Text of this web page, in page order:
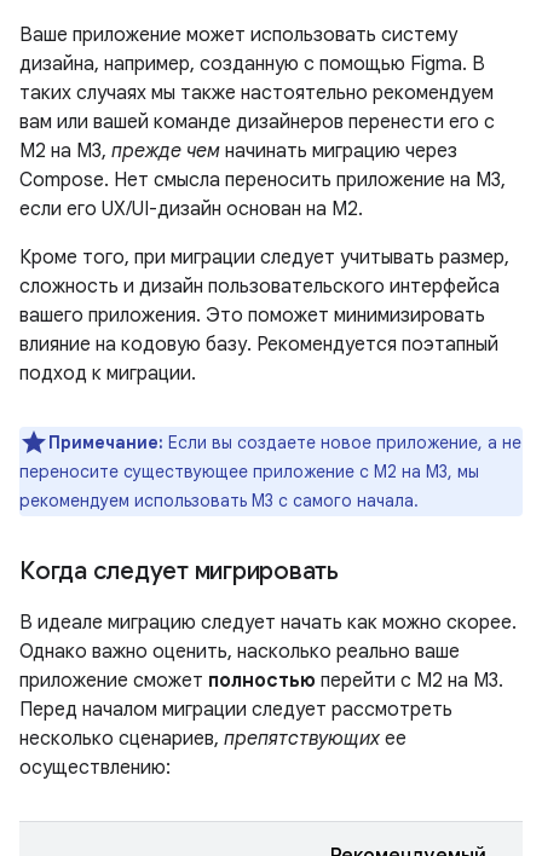
Ваше приложение может использовать систему
дизайна, например, созданную с помощью Figma. В
таких случаях мы также настоятельно рекомендуем
вам или вашей команде дизайнеров перенести его с
M2 на M3, прежде чем начинать миграцию через
Compose. Нет смысла переносить приложение на M3,
если его UX/UI-дизайн основан на M2.
Кроме того, при миграции следует учитывать размер,
сложность и дизайн пользовательского интерфейса
вашего приложения. Это поможет минимизировать
влияние на кодовую базу. Рекомендуется поэтапный
подход к миграции.
Примечание: Если вы создаете новое приложение, а не
переносите существующее приложение с M2 на M3, мы
рекомендуем использовать M3 с самого начала.
Когда следует мигрировать
В идеале миграцию следует начать как можно скорее.
Однако важно оценить, насколько реально ваше
приложение сможет полностью перейти с M2 на M3.
Перед началом миграции следует рассмотреть
несколько сценариев, препятствующих ее
осуществлению: